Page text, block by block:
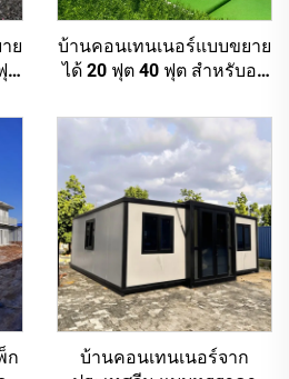
ย
ต
บ้านคอนเทนเนอร์แบบขยาย
ได้ 20 ฟุต 40 ฟุต สำหรับอยู่
ต้องการ สำนักงานแบบพก
พา บ้านคอนเทนเนอร์แบบ
โมดูลาร์
ก
บ้านคอนเทนเนอร์จาก